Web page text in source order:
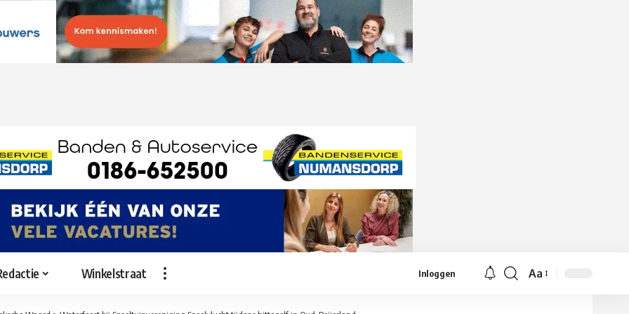
Winkelstraat Inloggen
Lettergrootte
Aa